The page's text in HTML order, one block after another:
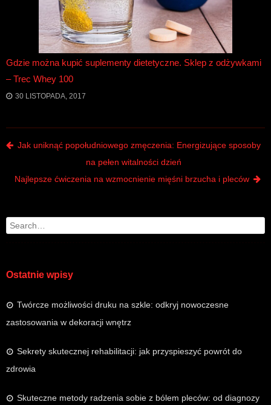
Search
Ostatnie wpisy
Twórcze możliwości druku na szkle: odkryj nowoczesne
zastosowania w dekoracji wnętrz
Sekrety skutecznej rehabilitacji: jak przyspieszyć powrót do
zdrowia
Skuteczne metody radzenia sobie z bólem pleców: od diagnozy
Gdzie można kupić suplementy dietetyczne. Sklep z odżywkami
– Trec Whey 100
30 LISTOPADA, 2017
Post navigation
Jak uniknąć popołudniowego zmęczenia: Energizujące sposoby
na pełen witalności dzień
Najlepsze ćwiczenia na wzmocnienie mięśni brzucha i pleców